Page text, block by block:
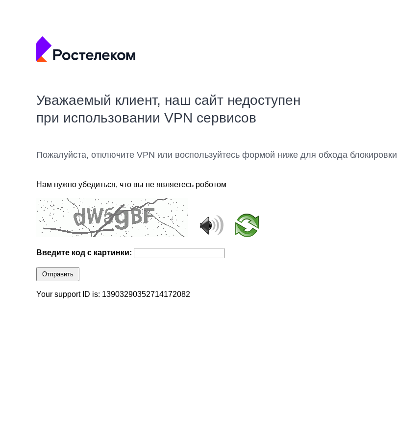
Уважаемый клиент, наш сайт недоступен
при использовании VPN сервисов
Пожалуйста, отключите VPN или воспользуйтесь формой ниже для обхода блокировки
Нам нужно убедиться, что вы не являетесь роботом
Введите код с картинки:
Отправить
Your support ID is: 13903290352714172082